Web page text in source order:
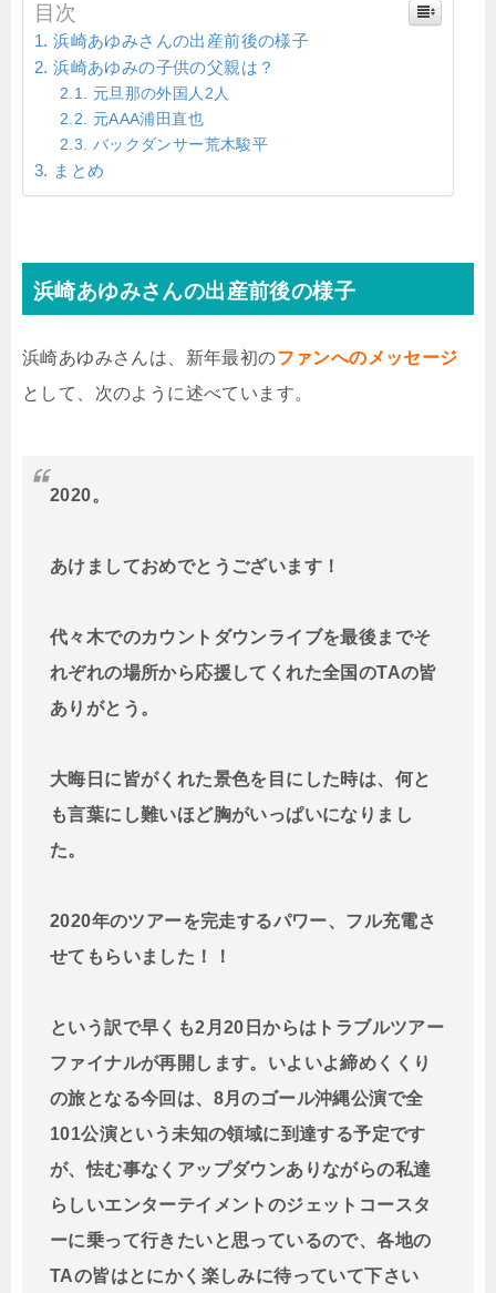
目次
浜崎あゆみさんの出産前後の様子
浜崎あゆみの子供の父親は？
元旦那の外国人2人
元AAA浦田直也
バックダンサー荒木駿平
まとめ
浜崎あゆみさんの出産前後の様子
浜崎あゆみさんは、新年最初のファンへのメッセージ
として、次のように述べています。
2020。
あけましておめでとうございます！
代々木でのカウントダウンライブを最後までそ
れぞれの場所から応援してくれた全国のTAの皆
ありがとう。
大晦日に皆がくれた景色を目にした時は、何と
も言葉にし難いほど胸がいっぱいになりまし
た。
2020年のツアーを完走するパワー、フル充電さ
せてもらいました！！
という訳で早くも2月20日からはトラブルツアー
ファイナルが再開します。いよいよ締めくくり
の旅となる今回は、8月のゴール沖縄公演で全
101公演という未知の領域に到達する予定です
が、怯む事なくアップダウンありながらの私達
らしいエンターテイメントのジェットコースタ
ーに乗って行きたいと思っているので、各地の
TAの皆はとにかく楽しみに待っていて下さい